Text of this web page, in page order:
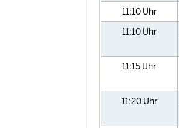
11:10 Uhr
11:10 Uhr
11:15 Uhr
11:20 Uhr